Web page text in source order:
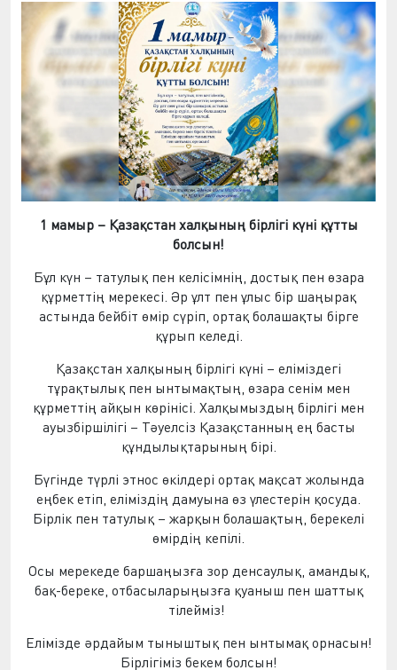
1 мамыр – Қазақстан халқының бірлігі күні құтты
болсын!
Бұл күн – татулық пен келісімнің, достық пен өзара
құрметтің мерекесі. Әр ұлт пен ұлыс бір шаңырақ
астында бейбіт өмір сүріп, ортақ болашақты бірге
құрып келеді.
Қазақстан халқының бірлігі күні – еліміздегі
тұрақтылық пен ынтымақтың, өзара сенім мен
құрметтің айқын көрінісі. Халқымыздың бірлігі мен
ауызбіршілігі – Тәуелсіз Қазақстанның ең басты
құндылықтарының бірі.
Бүгінде түрлі этнос өкілдері ортақ мақсат жолында
еңбек етіп, еліміздің дамуына өз үлестерін қосуда.
Бірлік пен татулық – жарқын болашақтың, берекелі
өмірдің кепілі.
Осы мерекеде баршаңызға зор денсаулық, амандық,
бақ-береке, отбасыларыңызға қуаныш пен шаттық
тілейміз!
Елімізде әрдайым тыныштық пен ынтымақ орнасын!
Бірлігіміз бекем болсын!